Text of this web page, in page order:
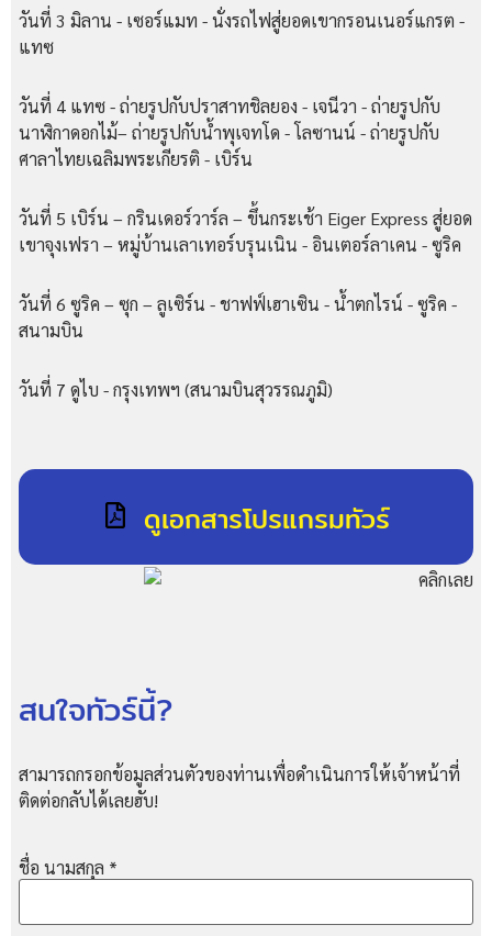
วันที่ 3 มิลาน - เซอร์แมท - นั่งรถไฟสู่ยอดเขากรอนเนอร์แกรต -
แทซ
วันที่ 4 แทซ - ถ่ายรูปกับปราสาทชิลยอง - เจนีวา - ถ่ายรูปกับ
นาฬิกาดอกไม้– ถ่ายรูปกับน้ำพุเจทโด - โลซานน์ - ถ่ายรูปกับ
ศาลาไทยเฉลิมพระเกียรติ - เบิร์น
วันที่ 5 เบิร์น – กรินเดอร์วาร์ล – ขึ้นกระเช้า Eiger Express สู่ยอด
เขาจุงเฟรา – หมู่บ้านเลาเทอร์บรุนเนิน - อินเตอร์ลาเคน - ซูริค
วันที่ 6 ซูริค – ซุก – ลูเซิร์น - ชาฟฟ์เฮาเซิน - น้ำตกไรน์ - ซูริค -
สนามบิน
วันที่ 7 ดูไบ - กรุงเทพฯ (สนามบินสุวรรณภูมิ)
ดูเอกสารโปรแกรมทัวร์
สนใจทัวร์นี้?
สามารถกรอกข้อมูลส่วนตัวของท่านเพื่อดำเนินการให้เจ้าหน้าที่
ติดต่อกลับได้เลยฮับ!
ชื่อ นามสกุล *